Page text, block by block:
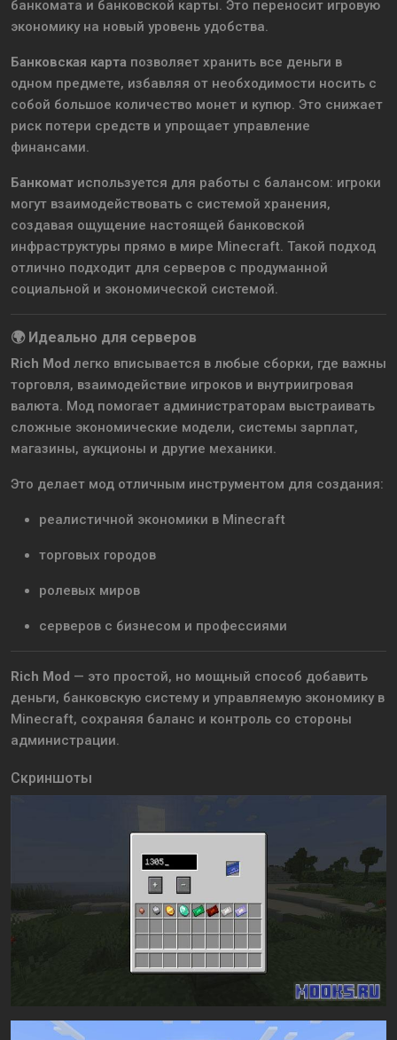
банкомата и банковской карты. Это переносит игровую
экономику на новый уровень удобства.
Банковская карта позволяет хранить все деньги в
одном предмете, избавляя от необходимости носить с
собой большое количество монет и купюр. Это снижает
риск потери средств и упрощает управление
финансами.
Банкомат используется для работы с балансом: игроки
могут взаимодействовать с системой хранения,
создавая ощущение настоящей банковской
инфраструктуры прямо в мире Minecraft. Такой подход
отлично подходит для серверов с продуманной
социальной и экономической системой.
🌍 Идеально для серверов
Rich Mod легко вписывается в любые сборки, где важны
торговля, взаимодействие игроков и внутриигровая
валюта. Мод помогает администраторам выстраивать
сложные экономические модели, системы зарплат,
магазины, аукционы и другие механики.
Это делает мод отличным инструментом для создания:
реалистичной экономики в Minecraft
торговых городов
ролевых миров
серверов с бизнесом и профессиями
Rich Mod — это простой, но мощный способ добавить
деньги, банковскую систему и управляемую экономику в
Minecraft, сохраняя баланс и контроль со стороны
администрации.
Скриншоты